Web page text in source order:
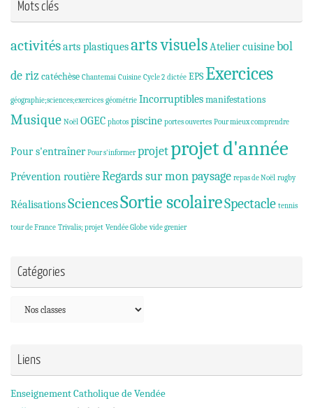
Mots clés
activitésarts plastiquesarts visuels Atelier cuisinebol
de riz catéchèse Chantemai Cuisine Cycle 2 dictée EPSExercices
géographie;sciences;exercices géométrie Incorruptiblesmanifestations
Musique Noël OGEC photos piscine portes ouvertes Pour mieux comprendre
Pour s'entraîner Pour s'informer projetprojet d'année
Prévention routièreRegards sur mon paysage repas de Noël rugby
RéalisationsSciencesSortie scolaireSpectacle tennis
tour de France Trivalis; projet Vendée Globe vide grenier
Catégories
Catégories
Liens
Enseignement Catholique de Vendée